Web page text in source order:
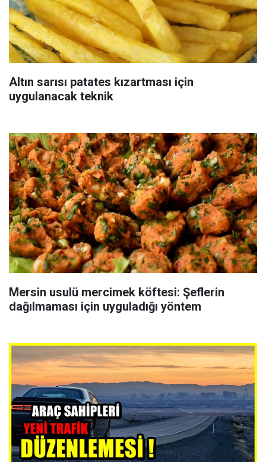
Altın sarısı patates kızartması için
uygulanacak teknik
Mersin usulü mercimek köftesi: Şeflerin
dağılmaması için uyguladığı yöntem